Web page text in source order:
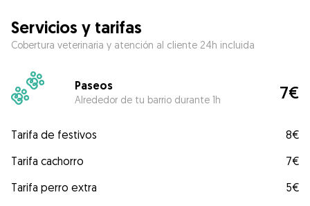
Servicios y tarifas
Cobertura veterinaria y atención al cliente 24h incluida
Paseos
Alrededor de tu barrio durante 1h 7€
Tarifa de festivos
8€
Tarifa cachorro
7€
Tarifa perro extra
5€